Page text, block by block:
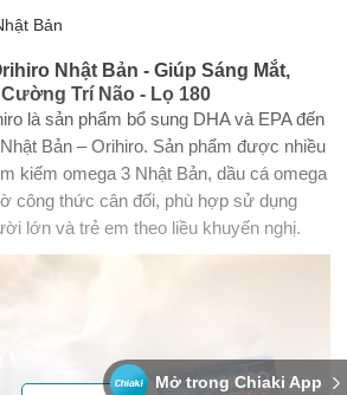
Mở trong Chiaki App
Bản
Nhật Bản - Giúp Sáng Mắt,
Trí Não - Lọ 180
là sản phẩm bổ sung DHA và EPA đến
Bản – Orihiro. Sản phẩm được nhiều
kiếm omega 3 Nhật Bản, dầu cá omega
công thức cân đối, phù hợp sử dụng
lớn và trẻ em theo liều khuyến nghị.